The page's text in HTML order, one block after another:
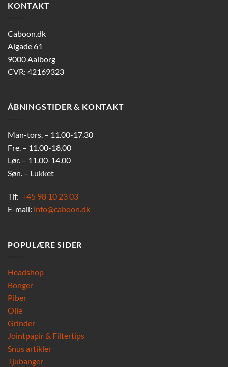
KONTAKT
Caboon.dk
Algade 61
9000 Aalborg
CVR: 42169323
ÅBNINGSTIDER & KONTAKT
Man-tors. – 11.00-17.30
Fre. – 11.00-18.00
Lør. – 11.00-14.00
Søn. – Lukket
Tlf: +45 98 10 23 03
E-mail: info@caboon.dk
POPULÆRE SIDER
Headshop
Bonger
Piber
Olie
Grinder
Jointpapir & Filtertips
Snus artikler
Tjubanger